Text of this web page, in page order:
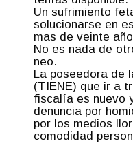
Un sufrimiento
solucionarse en
mas de veinte
No es nada de
neo.
La poseedora de
(TIENE) que ir a
fiscalía es nuevo
denuncia por
por los medios
comodidad